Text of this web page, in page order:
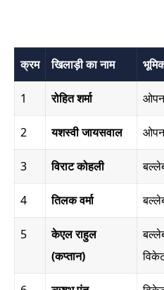
क्रम खिलाड़ी का नाम
1 रोहित शर्मा
2 यशस्वी जायसवाल
3 विराट कोहली
4 तिलक वर्मा
5
केएल राहुल
(कप्तान)